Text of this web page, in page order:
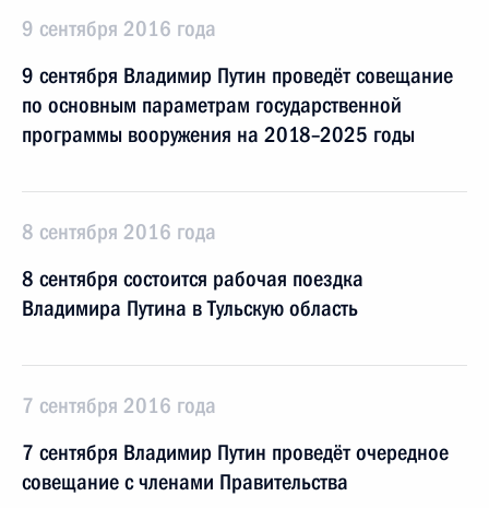
9 сентября 2016 года
9 сентября Владимир Путин проведёт совещание
по основным параметрам государственной
программы вооружения на 2018–2025 годы
8 сентября 2016 года
8 сентября состоится рабочая поездка
Владимира Путина в Тульскую область
7 сентября 2016 года
7 сентября Владимир Путин проведёт очередное
совещание с членами Правительства